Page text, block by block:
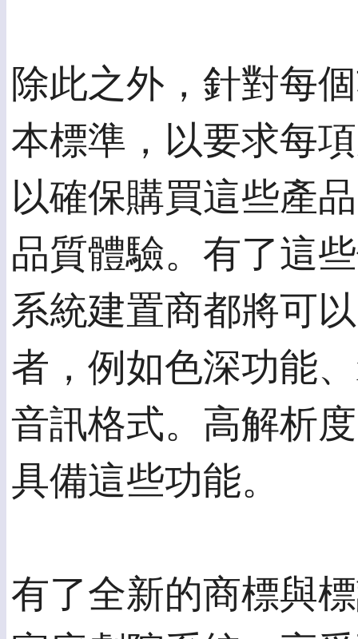
除此之外，針對每
本標準，以要求每
以確保購買這些產
品質體驗。有了這
系統建置商都將可
者，例如色深功能
音訊格式。高解析
具備這些功能。
有了全新的商標與